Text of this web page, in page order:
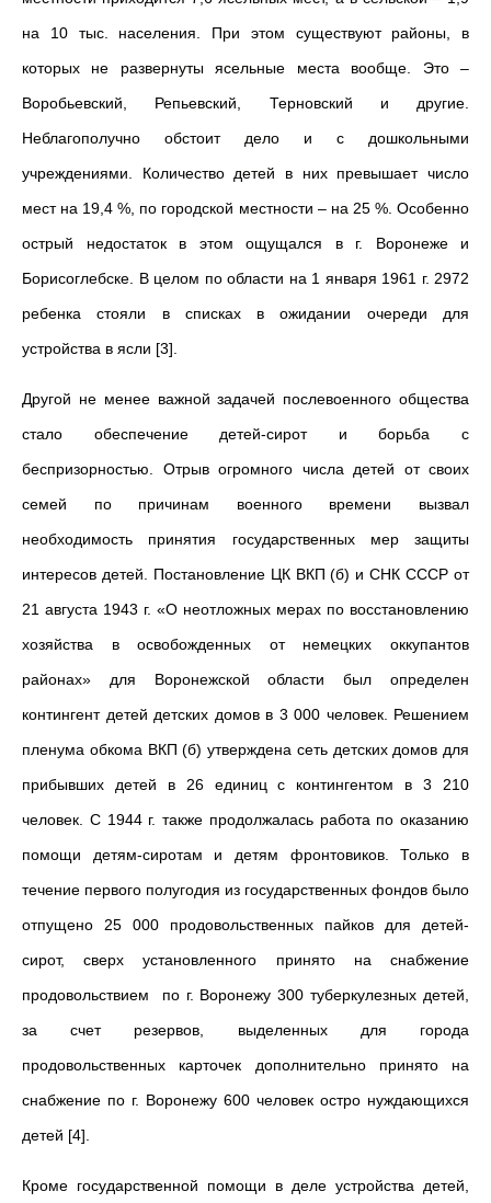
на 10 тыс. населения. При этом существуют районы, в
которых не развернуты ясельные места вообще. Это –
Воробьевский, Репьевский, Терновский и другие.
Неблагополучно обстоит дело и с дошкольными
учреждениями. Количество детей в них превышает число
мест на 19,4 %, по городской местности – на 25 %. Особенно
острый недостаток в этом ощущался в г. Воронеже и
Борисоглебске. В целом по области на 1 января 1961 г. 2972
ребенка стояли в списках в ожидании очереди для
устройства в ясли [3].
Другой не менее важной задачей послевоенного общества
стало обеспечение детей-сирот и борьба с
беспризорностью. Отрыв огромного числа детей от своих
семей по причинам военного времени вызвал
необходимость принятия государственных мер защиты
интересов детей. Постановление ЦК ВКП (б) и СНК СССР от
21 августа 1943 г. «О неотложных мерах по восстановлению
хозяйства в освобожденных от немецких оккупантов
районах» для Воронежской области был определен
контингент детей детских домов в 3 000 человек. Решением
пленума обкома ВКП (б) утверждена сеть детских домов для
прибывших детей в 26 единиц с контингентом в 3 210
человек. С 1944 г. также продолжалась работа по оказанию
помощи детям-сиротам и детям фронтовиков. Только в
течение первого полугодия из государственных фондов было
отпущено 25 000 продовольственных пайков для детей-
сирот, сверх установленного принято на снабжение
продовольствием по г. Воронежу 300 туберкулезных детей,
за счет резервов, выделенных для города
продовольственных карточек дополнительно принято на
снабжение по г. Воронежу 600 человек остро нуждающихся
детей [4].
Кроме государственной помощи в деле устройства детей,